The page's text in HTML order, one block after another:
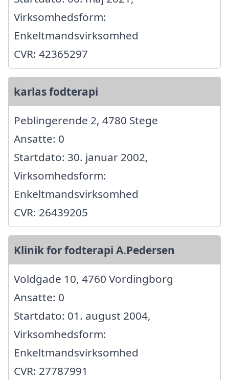
Virksomhedsform:
Enkeltmandsvirksomhed
CVR: 42365297
karlas fodterapi
Peblingerende 2, 4780 Stege
Ansatte: 0
Startdato: 30. januar 2002,
Virksomhedsform:
Enkeltmandsvirksomhed
CVR: 26439205
Klinik for fodterapi A.Pedersen
Voldgade 10, 4760 Vordingborg
Ansatte: 0
Startdato: 01. august 2004,
Virksomhedsform:
Enkeltmandsvirksomhed
CVR: 27787991